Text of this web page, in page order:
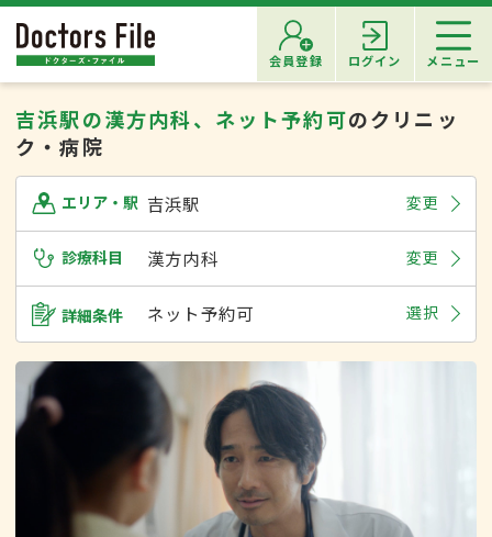
会員登録 ログイン メニュー
吉浜駅の漢方内科、ネット予約可のクリニッ
ク・病院
エリア・駅 吉浜駅 変更
診療科目 漢方内科 変更
詳細条件 ネット予約可 選択